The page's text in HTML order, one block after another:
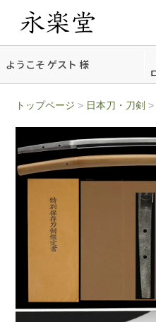
ようこそ ゲスト 様
トップページ > 日本刀・刀剣 >